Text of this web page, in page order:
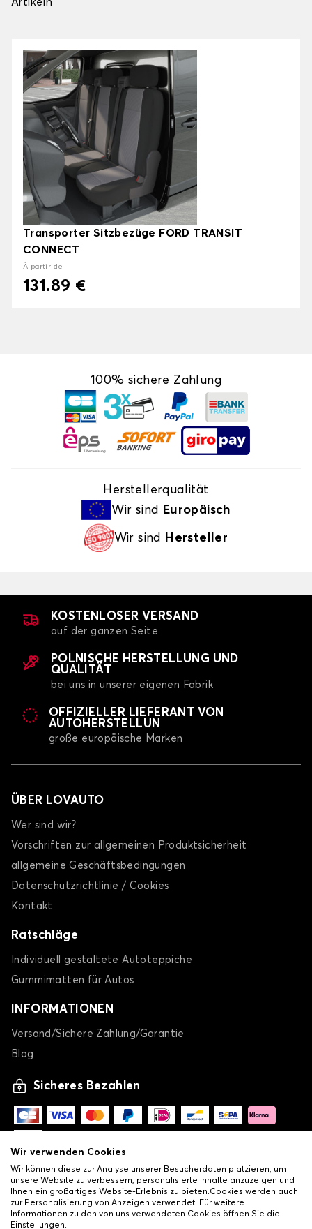
Artikeln
Transporter Sitzbezüge FORD TRANSIT
CONNECT
À partir de
131.89 €
100% sichere Zahlung
Herstellerqualität
Wir sind
Europäisch
Wir sind Hersteller
KOSTENLOSER VERSAND
auf der ganzen Seite
POLNISCHE HERSTELLUNG UND
QUALITÄT
bei uns in unserer eigenen Fabrik
OFFIZIELLER LIEFERANT VON
AUTOHERSTELLUN
große europäische Marken
ÜBER LOVAUTO
Wer sind wir?
Vorschriften zur allgemeinen Produktsicherheit
allgemeine Geschäftsbedingungen
Datenschutzrichtlinie / Cookies
Kontakt
Ratschläge
Individuell gestaltete Autoteppiche
Gummimatten für Autos
INFORMATIONEN
Versand/Sichere Zahlung/Garantie
Blog
Sicheres Bezahlen
Wir verwenden Cookies
Wir können diese zur Analyse unserer Besucherdaten platzieren, um
unsere Website zu verbessern, personalisierte Inhalte anzuzeigen und
Ihnen ein großartiges Website-Erlebnis zu bieten.Cookies werden auch
zur Personalisierung von Anzeigen verwendet. Für weitere
Informationen zu den von uns verwendeten Cookies öffnen Sie die
Einstellungen.